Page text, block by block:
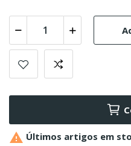
 Últimos artigos em